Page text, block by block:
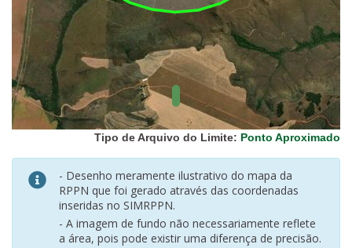
Vegetação
(IBGE)
Rodovias
(IBGE)
Relevo
(IBGE)
Tipo de Arquivo do Limite: Ponto Aproximado
- Desenho meramente ilustrativo do mapa da
RPPN que foi gerado através das coordenadas
inseridas no SIMRPPN.
- A imagem de fundo não necessariamente reflete
a área, pois pode existir uma diferença de precisão.